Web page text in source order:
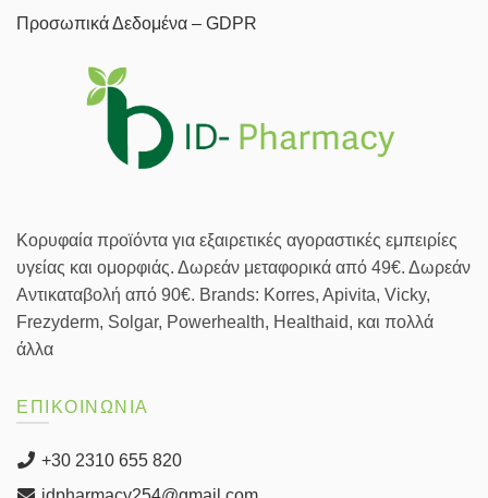
Προσωπικά Δεδομένα – GDPR
Κορυφαία προϊόντα για εξαιρετικές αγοραστικές εμπειρίες
υγείας και ομορφιάς. Δωρεάν μεταφορικά από 49€. Δωρεάν
Αντικαταβολή από 90€. Brands: Korres, Apivita, Vicky,
Frezyderm, Solgar, Powerhealth, Healthaid, και πολλά
άλλα
ΕΠΙΚΟΙΝΩΝΙΑ
+30 2310 655 820